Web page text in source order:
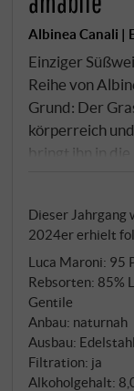
Albinea Canali |
Einziger
Reihe von
Grund: Der
körperreich
bringt ihn in die
autochthone
Blütennoten.
frisch und
Dieser Jahrgang
2024er erhielt
Luca Maroni: 95
Rebsorten: 85%
Gentile
Anbau: naturnah
Ausbau: Edelstahl
Filtration: ja
Alkoholgehalt: